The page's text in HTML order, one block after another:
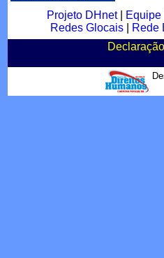
Projeto DHnet| Equipe|
Redes Glocais|
Rede